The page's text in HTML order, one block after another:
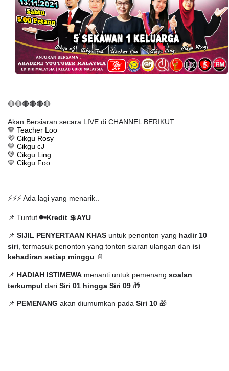
🔴🔴🔴🔴🔴🔴
Akan Bersiaran secara LIVE di CHANNEL BERIKUT :
🧡 Teacher Loo
💜 Cikgu Rosy
💛 Cikgu cJ
💚 Cikgu Ling
💙 Cikgu Foo
⚡️⚡️⚡️ Ada lagi yang menarik..
📌 Tuntut 🔑Kredit 💲AYU
📌 SIJIL PENYERTAAN KHAS untuk penonton yang hadir 10
siri, termasuk penonton yang tonton siaran ulangan dan isi
kehadiran setiap minggu 📄
📌 HADIAH ISTIMEWA menanti untuk pemenang soalan
terkumpul dari Siri 01 hingga Siri 09 🎁
📌 PEMENANG akan diumumkan pada Siri 10 🎁